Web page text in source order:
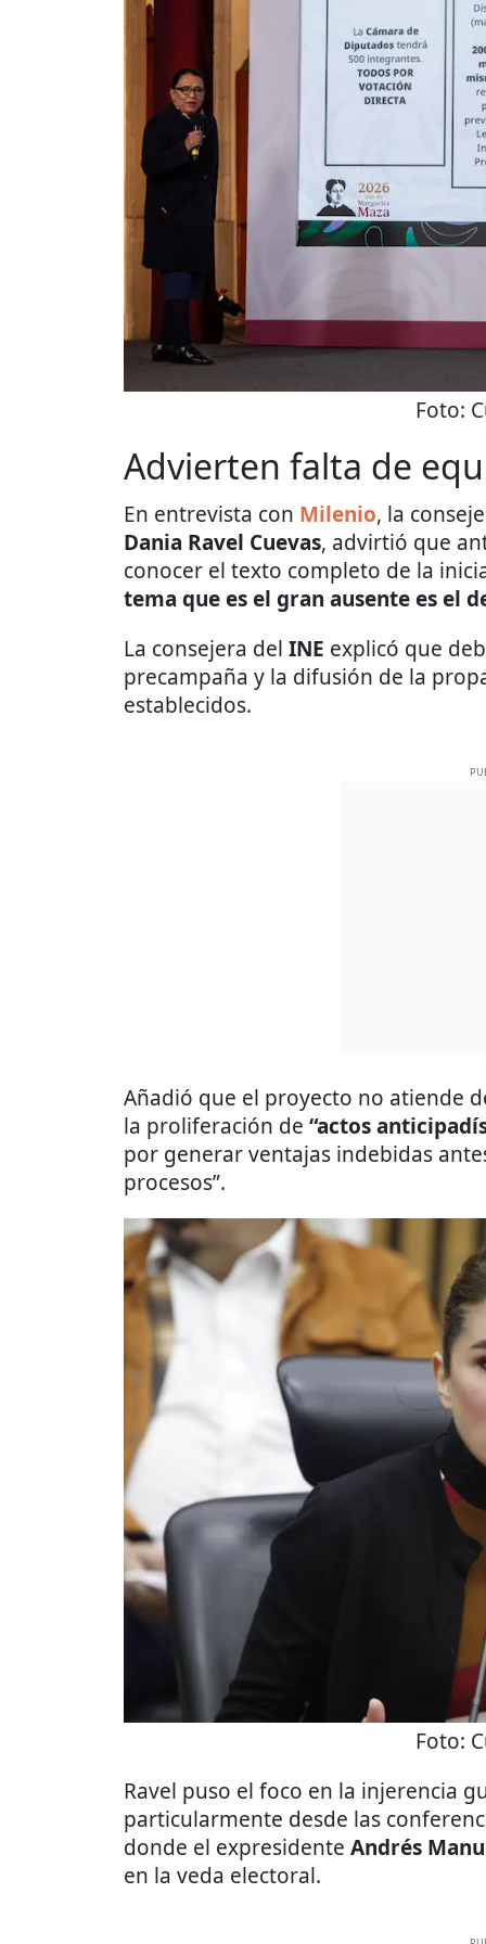
Foto:
Advierten falta de
En entrevista con Milenio, la
Dania Ravel Cuevas, advirtió que
conocer el texto completo de la
tema que es el gran ausente es el
La consejera del INE explicó que
precampaña y la difusión de la
establecidos.
Añadió que el proyecto no atiende
la proliferación de “actos
por generar ventajas indebidas
procesos”.
Foto:
Ravel puso el foco en la injerencia
particularmente desde las
donde el expresidente Andrés
en la veda electoral.